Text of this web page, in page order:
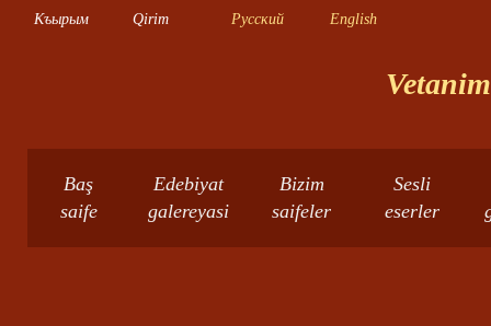
Къырым Qirim Русский English
Baş
saife
Edebiyat
galereyasi
Bizim
saifeler
Sesli
eserler